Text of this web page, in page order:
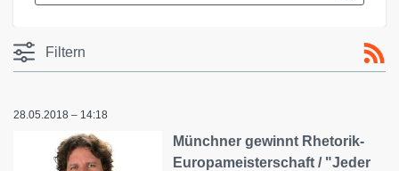
Filtern
28.05.2018 – 14:18
Münchner gewinnt Rhetorik-
Europameisterschaft / "Jeder